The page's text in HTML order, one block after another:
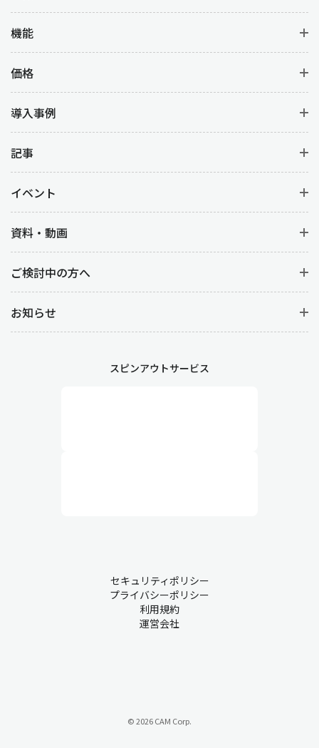
機能
価格
導入事例
記事
イベント
資料・動画
ご検討中の方へ
お知らせ
スピンアウトサービス
セキュリティポリシー
プライバシーポリシー
利用規約
運営会社
© 2026 CAM Corp.